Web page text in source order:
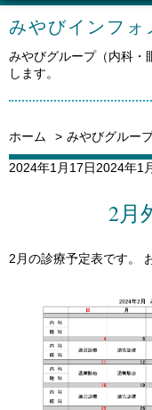
みやびインフォ
みやびグループ（内科・
します。
ホーム みやびグルー
投
2024年1月17日2024年1
2月
2月の診療予定表です。